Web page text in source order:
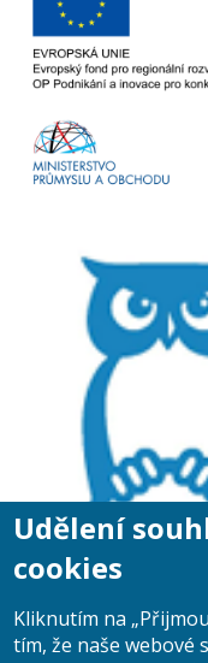
Udělení
cookies
Kliknutím na
tím, že naše webové